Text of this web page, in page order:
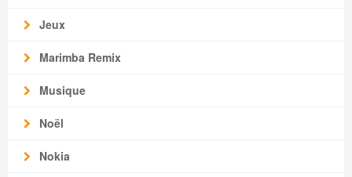
Jeux
Marimba Remix
Musique
Noël
Nokia